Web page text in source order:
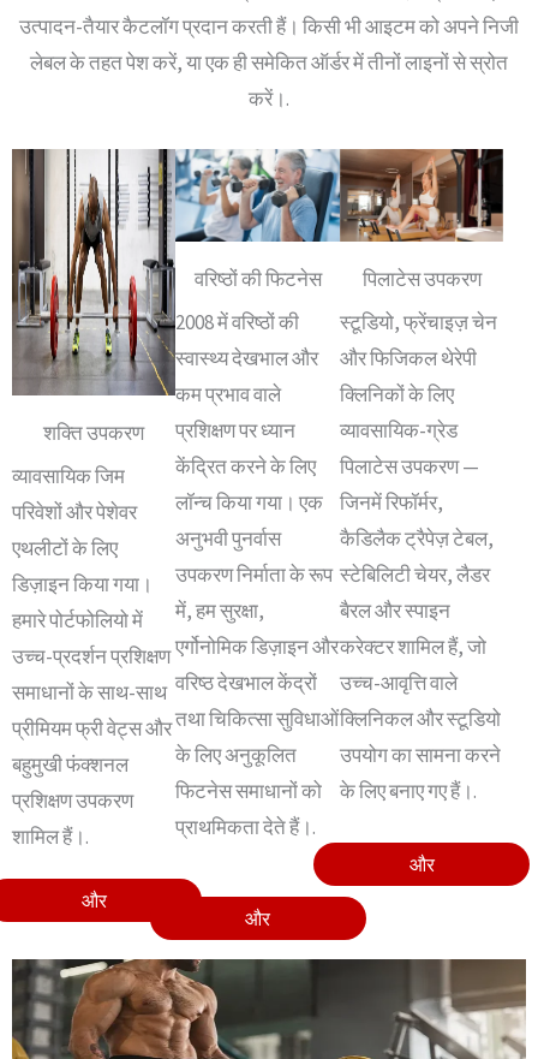
उत्पादन-तैयार कैटलॉग प्रदान करती हैं। किसी भी आइटम को अपने निजी
लेबल के तहत पेश करें, या एक ही समेकित ऑर्डर में तीनों लाइनों से स्रोत
करें।.
शक्ति उपकरण
व्यावसायिक जिम
परिवेशों और पेशेवर
एथलीटों के लिए
डिज़ाइन किया गया।
हमारे पोर्टफोलियो में
उच्च-प्रदर्शन प्रशिक्षण
समाधानों के साथ-साथ
प्रीमियम फ्री वेट्स और
बहुमुखी फंक्शनल
प्रशिक्षण उपकरण
शामिल हैं।.
और
और
वरिष्ठों की फिटनेस
2008 में वरिष्ठों की
स्वास्थ्य देखभाल और
कम प्रभाव वाले
प्रशिक्षण पर ध्यान
केंद्रित करने के लिए
लॉन्च किया गया। एक
अनुभवी पुनर्वास
उपकरण निर्माता के रूप
में, हम सुरक्षा,
एर्गोनोमिक डिज़ाइन और
वरिष्ठ देखभाल केंद्रों
तथा चिकित्सा सुविधाओं
के लिए अनुकूलित
फिटनेस समाधानों को
प्राथमिकता देते हैं।.
और
और
पिलाटेस उपकरण
स्टूडियो, फ्रेंचाइज़ चेन
और फिजिकल थेरेपी
क्लिनिकों के लिए
व्यावसायिक-ग्रेड
पिलाटेस उपकरण —
जिनमें रिफॉर्मर,
कैडिलैक ट्रैपेज़ टेबल,
स्टेबिलिटी चेयर, लैडर
बैरल और स्पाइन
करेक्टर शामिल हैं, जो
उच्च-आवृत्ति वाले
क्लिनिकल और स्टूडियो
उपयोग का सामना करने
के लिए बनाए गए हैं।.
और
और